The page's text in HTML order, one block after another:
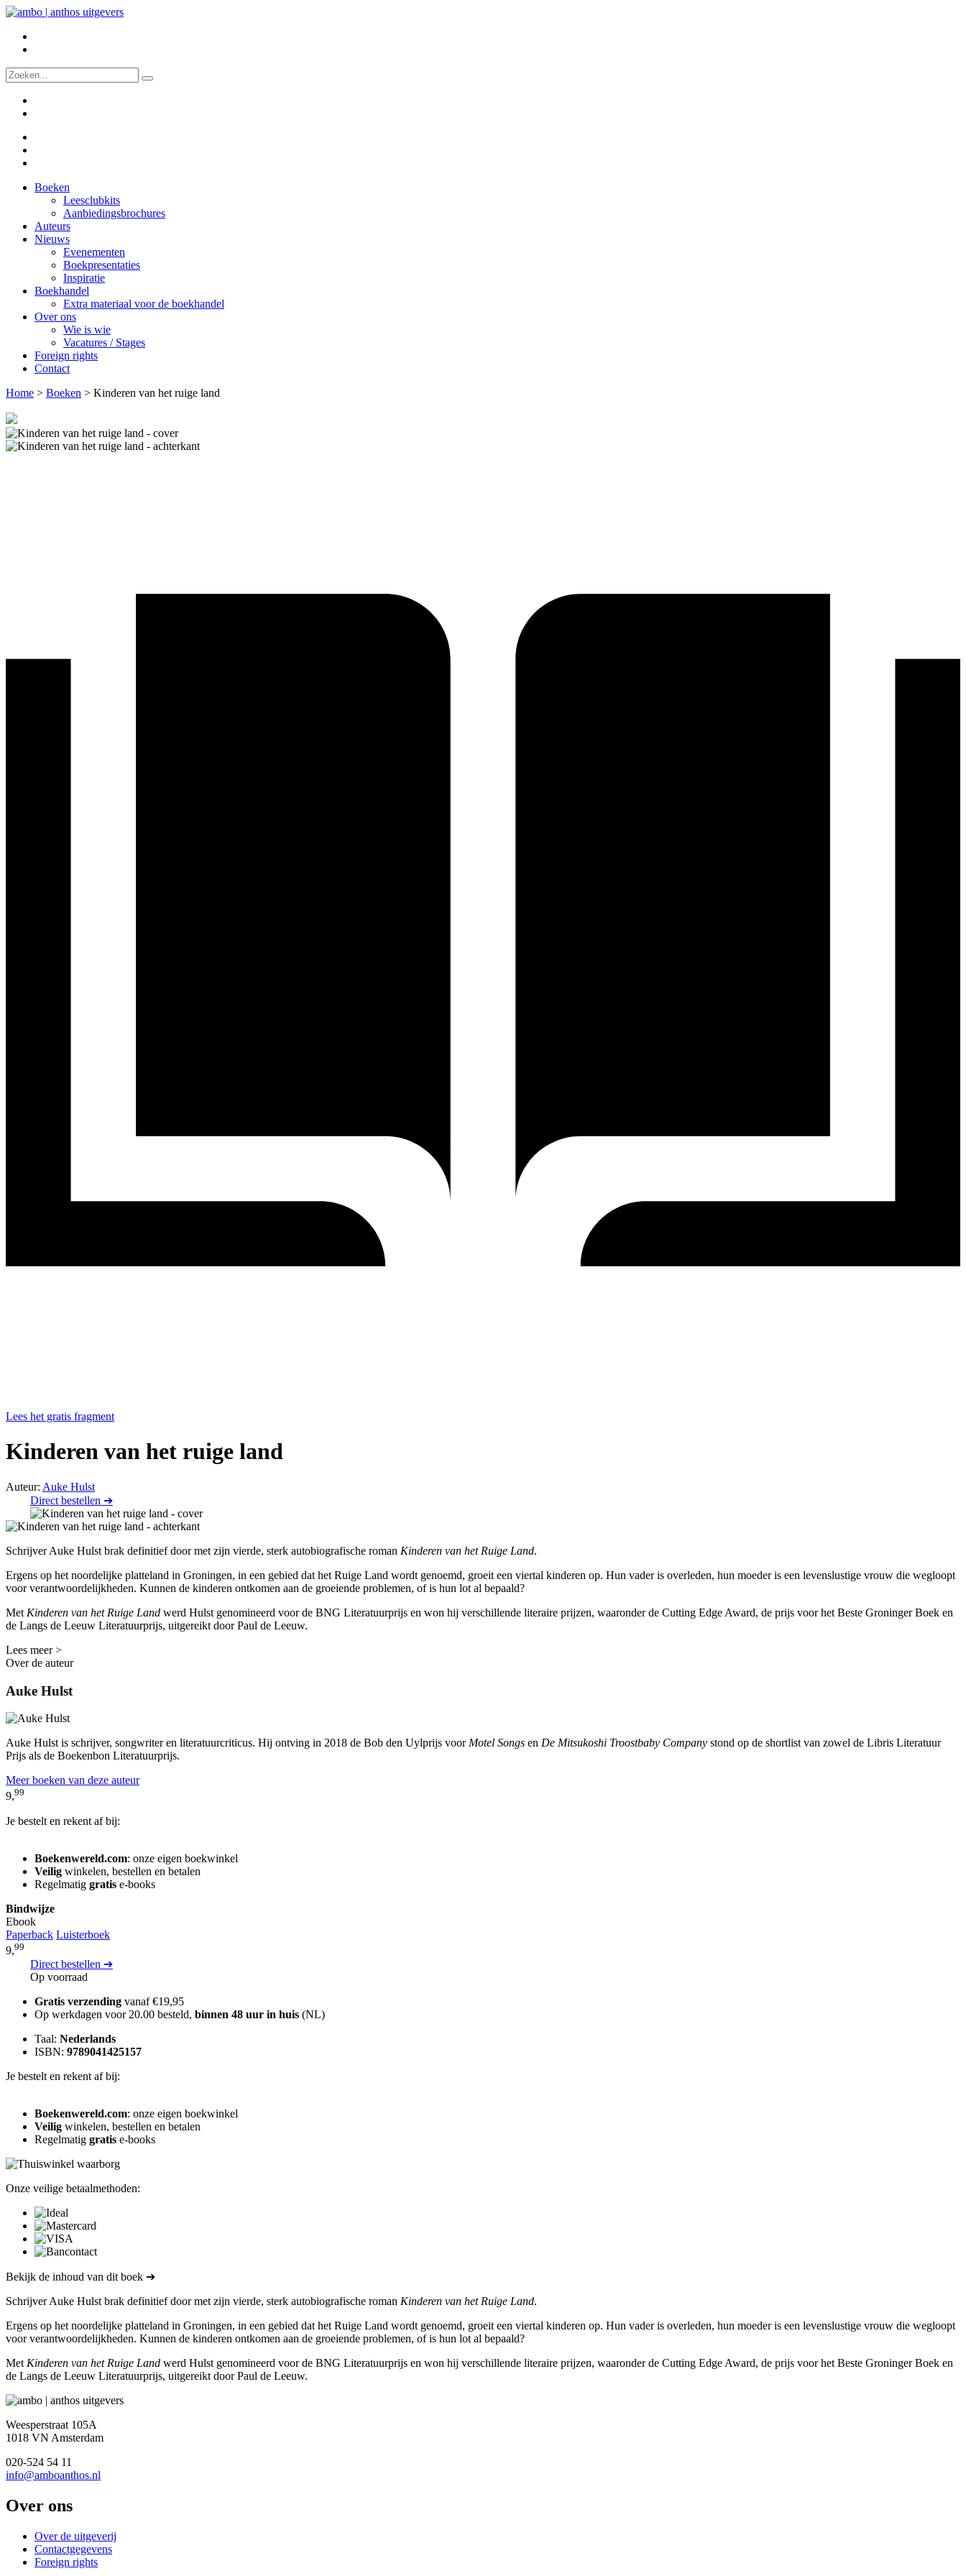
Boeken
Leesclubkits
Aanbiedingsbrochures
Auteurs
Nieuws
Evenementen
Boekpresentaties
Inspiratie
Boekhandel
Extra materiaal voor de boekhandel
Over ons
Wie is wie
Vacatures / Stages
Foreign rights
Contact
Home > Boeken > Kinderen van het ruige land
Lees het gratis fragment
Kinderen van het ruige land
Auteur: Auke Hulst
Direct bestellen ➔
Schrijver Auke Hulst brak definitief door met zijn vierde, sterk autobiografische roman Kinderen van het Ruige Land.
Ergens op het noordelijke platteland in Groningen, in een gebied dat het Ruige Land wordt genoemd, groeit een viertal kinderen op. Hun vader is overleden, hun moeder is een levenslustige vrouw die wegloopt
voor verantwoordelijkheden. Kunnen de kinderen ontkomen aan de groeiende problemen, of is hun lot al bepaald?
Met Kinderen van het Ruige Land werd Hulst genomineerd voor de BNG Literatuurprijs en won hij verschillende literaire prijzen, waaronder de Cutting Edge Award, de prijs voor het Beste Groninger Boek en
de Langs de Leeuw Literatuurprijs, uitgereikt door Paul de Leeuw.
Lees meer >
Over de auteur
Auke Hulst
Auke Hulst is schrijver, songwriter en literatuurcriticus. Hij ontving in 2018 de Bob den Uylprijs voor Motel Songs en De Mitsukoshi Troostbaby Company stond op de shortlist van zowel de Libris Literatuur
Prijs als de Boekenbon Literatuurprijs.
Meer boeken van deze auteur
9,99
Je bestelt en rekent af bij:
Boekenwereld.com: onze eigen boekwinkel
Veilig winkelen, bestellen en betalen
Regelmatig gratis e-books
Bindwijze
Ebook
Paperback Luisterboek
9,99
Direct bestellen ➔
Op voorraad
Gratis verzending vanaf €19,95
Op werkdagen voor 20.00 besteld, binnen 48 uur in huis (NL)
Taal: Nederlands
ISBN: 9789041425157
Je bestelt en rekent af bij:
Boekenwereld.com: onze eigen boekwinkel
Veilig winkelen, bestellen en betalen
Regelmatig gratis e-books
Onze veilige betaalmethoden:
Bekijk de inhoud van dit boek ➔
Schrijver Auke Hulst brak definitief door met zijn vierde, sterk autobiografische roman Kinderen van het Ruige Land.
Ergens op het noordelijke platteland in Groningen, in een gebied dat het Ruige Land wordt genoemd, groeit een viertal kinderen op. Hun vader is overleden, hun moeder is een levenslustige vrouw die wegloopt
voor verantwoordelijkheden. Kunnen de kinderen ontkomen aan de groeiende problemen, of is hun lot al bepaald?
Met Kinderen van het Ruige Land werd Hulst genomineerd voor de BNG Literatuurprijs en won hij verschillende literaire prijzen, waaronder de Cutting Edge Award, de prijs voor het Beste Groninger Boek en
de Langs de Leeuw Literatuurprijs, uitgereikt door Paul de Leeuw.
Weesperstraat 105A
1018 VN Amsterdam
020-524 54 11
info@amboanthos.nl
Over ons
Over de uitgeverij
Contactgegevens
Foreign rights